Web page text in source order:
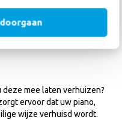
mee laten verhuizen?
ervoor dat uw piano,
wijze verhuisd wordt.